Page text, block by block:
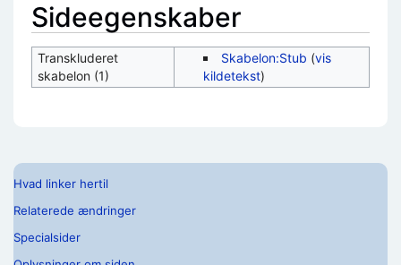
Sideegenskaber
Transkluderet
skabelon (1)
Skabelon:Stub (vis
kildetekst)
Hvad linker hertil
Relaterede ændringer
Specialsider